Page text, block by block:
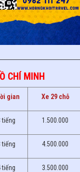
CHÍ MINH
gian Xe 29 chỗ
tiếng 1.500.000
tiếng 4.500.000
tiếng 3.500.000